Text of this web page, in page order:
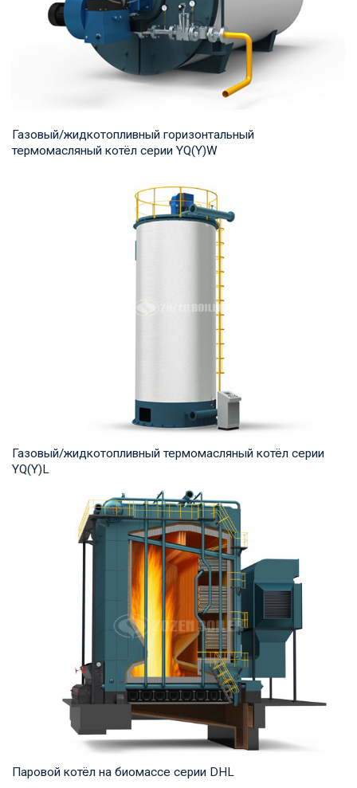
Газовый/жидкотопливный горизонтальный
термомасляный котёл серии YQ(Y)W
мощность продукта: 700-14,000 кВт Температур...
Газовый/жидкотопливный термомасляный котёл серии
YQ(Y)L
Термомасло Рабочее давление: 0,8-1,0 МПа Тепловая
мощность продукта: 7,000-29,000 кВт Температ...
Паровой котёл на биомассе серии DHL